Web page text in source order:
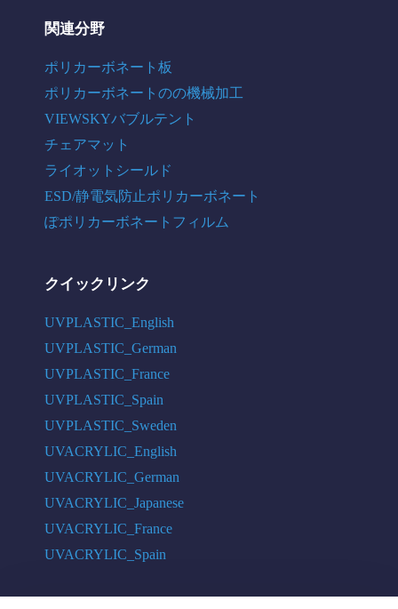
関連分野
ポリカーボネート板
ポリカーボネートのの機械加工
VIEWSKYバブルテント
チェアマット
ライオットシールド
ESD/静電気防止ポリカーボネート
ぽポリカーボネートフィルム
クイックリンク
UVPLASTIC_English
UVPLASTIC_German
UVPLASTIC_France
UVPLASTIC_Spain
UVPLASTIC_Sweden
UVACRYLIC_English
UVACRYLIC_German
UVACRYLIC_Japanese
UVACRYLIC_France
UVACRYLIC_Spain